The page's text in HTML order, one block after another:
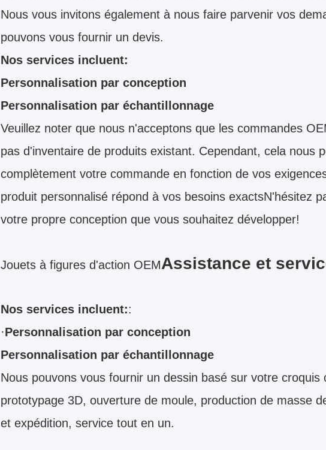
Nous vous invitons également à nous faire parvenir vos
pouvons vous fournir un devis.
Nos services incluent:
Personnalisation par conception
Personnalisation par échantillonnage
Veuillez noter que nous n'acceptons que les commandes
pas d'inventaire de produits existant. Cependant, cela nous
complètement votre commande en fonction de vos
produit personnalisé répond à vos besoins exactsN'hésitez
votre propre conception que vous souhaitez développer!
Jouets à figures d'action OEMAssistance et
Nos services incluent::
·Personnalisation par conception
Personnalisation par échantillonnage
Nous pouvons vous fournir un dessin basé sur votre croquis
prototypage 3D, ouverture de moule, production de masse
et expédition, service tout en un.